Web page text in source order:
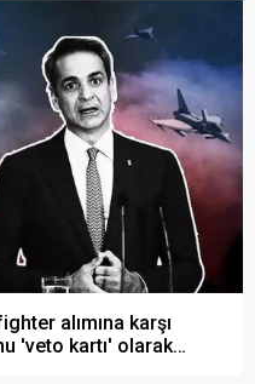
alımına karşı
'veto kartı' olarak